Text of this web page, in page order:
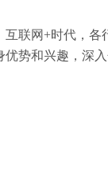
联网+时代，各
势和兴趣，深